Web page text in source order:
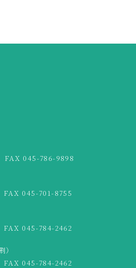
FAX 045-786-9898
FAX 045-701-8755
FAX 045-784-2462
FAX 045-784-2462